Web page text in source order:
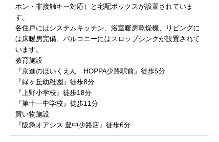
ホン・非接触キー対応）と宅配ボックスが設置されていま
す。
各住戸にはシステムキッチン、浴室暖房乾燥機、リビングに
は床暖房完備、バルコニーにはスロップシンクが設置されて
います。
教育施設
『京進のほいくえん HOPPA少路駅前』徒歩5分
『緑ヶ丘幼稚園』徒歩8分
『上野小学校』徒歩18分
『第十一中学校』徒歩11分
買い物施設
『阪急オアシス 豊中少路店』徒歩6分